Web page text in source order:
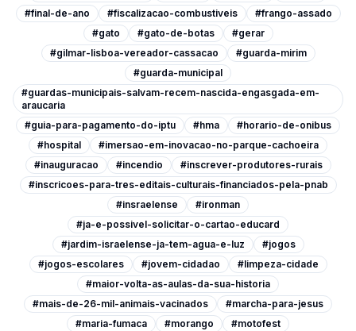
#final-de-ano
#fiscalizacao-combustiveis
#frango-assado
#gato
#gato-de-botas
#gerar
#gilmar-lisboa-vereador-cassacao
#guarda-mirim
#guarda-municipal
#guardas-municipais-salvam-recem-nascida-engasgada-em-
araucaria
#guia-para-pagamento-do-iptu
#hma
#horario-de-onibus
#hospital
#imersao-em-inovacao-no-parque-cachoeira
#inauguracao
#incendio
#inscrever-produtores-rurais
#inscricoes-para-tres-editais-culturais-financiados-pela-pnab
#insraelense
#ironman
#ja-e-possivel-solicitar-o-cartao-educard
#jardim-israelense-ja-tem-agua-e-luz
#jogos
#jogos-escolares
#jovem-cidadao
#limpeza-cidade
#maior-volta-as-aulas-da-sua-historia
#mais-de-26-mil-animais-vacinados
#marcha-para-jesus
#maria-fumaca
#morango
#motofest